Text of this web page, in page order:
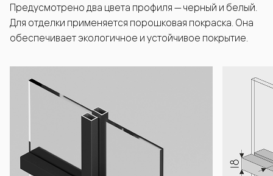
Предусмотрено два цвета профиля — черный и белый.
Для отделки применяется порошковая покраска. Она
обеспечивает экологичное и устойчивое покрытие.